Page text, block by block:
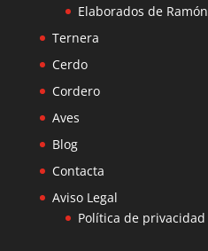
Elaborados de Ramón
Ternera
Cerdo
Cordero
Aves
Blog
Contacta
Aviso Legal
Política de privacidad